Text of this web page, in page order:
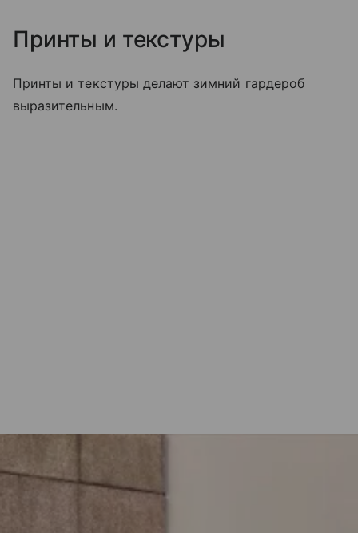
Принты и текстуры
Принты и текстуры делают зимний гардероб
выразительным.